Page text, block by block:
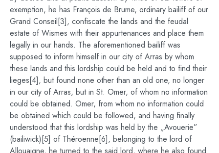
exemption, he has François de Brume, ordinary bailiff of our
Grand Conseil[3], confiscate the lands and the feudal
estate of Wismes with their appurtenances and place them
legally in our hands. The aforementioned bailiff was
supposed to inform himself in our city of Arras by whom
these lands and this lordship could be held and to find their
lieges[4], but found none other than an old one, no longer
in our city of Arras, but in St. Omer, of whom no information
could be obtained. Omer, from whom no information could
be obtained which could be followed, and having finally
understood that this lordship was held by the „Avouerie”
(bailiwick)[5] of Théroenne[6], belonging to the lord of
Allouaigne, he turned to the said lord, where he also found